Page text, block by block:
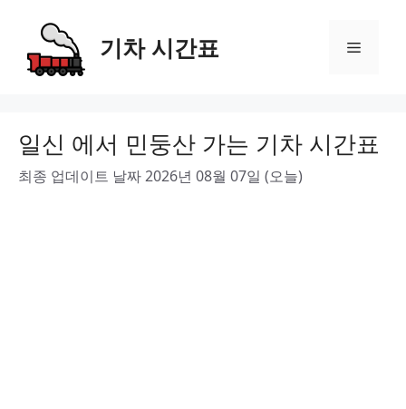
content
기차 시간표 Menu
일신 에서 민둥산 가는 기차 시간표
최종 업데이트 날짜 2026년 08월 07일 (오늘)